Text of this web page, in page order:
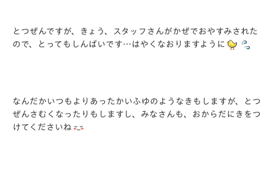
とつぜんですが、きょう、スタッフさんがかぜでおやすみされた
ので、とってもしんぱいです…はやくなおりますように
なんだかいつもよりあったかいふゆのようなきもしますが、とつ
ぜんさむくなったりもしますし、みなさんも、おからだにきをつ
けてくださいね